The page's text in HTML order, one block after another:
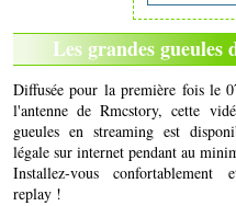
Les grandes gueules
Diffusée pour la première fois le
l'antenne de Rmcstory, cette
gueules en streaming est
légale sur internet pendant au
Installez-vous confortablement
replay !